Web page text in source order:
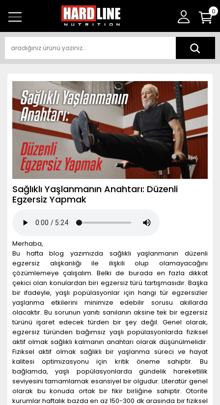
0
Sağlıklı Yaşlanmanın Anahtarı: Düzenli
Egzersiz Yapmak
Merhaba,
Bu hafta blog yazımızda sağlıklı yaşlanmanın düzenli
egzersiz alışkanlığı ile ilişkili olup olamayacağını
çözümlemeye çalışalım. Belki de burada en fazla dikkat
çekici olan konulardan biri egzersiz türü tartışmasıdır. Başka
bir ifadeyle, yaşlı popülasyonlar için hangi tür egzersizler
yaşlanma etkilerini minimize edebilir sorusu akıllarda
olacaktır. Bu sorunun yanıtı sanılanın aksine tek bir egzersiz
türünü işaret edecek türden bir şey değil. Genel olarak,
egzersiz türünden bağımsız yaşlı popülasyonlarda fiziksel
aktif olmak sağlıklı kalmanın anahtarı olarak düşünülmelidir.
Fiziksel aktif olmak sağlıklı bir yaşlanma süreci ve hayat
kalitesi optimizasyonu için kritik öneme sahiptir. Bu
bağlamda, yaşlı popülasyonlarda gündelik hareketlilik
seviyesini tamamlamak esansiyel bir olgudur. Literatür genel
olarak bu konuda ortak bir fikir birliğine sahiptir. Otorite
kurumlar haftalık bazda en az 150-300 dk arasında bir fiziksel